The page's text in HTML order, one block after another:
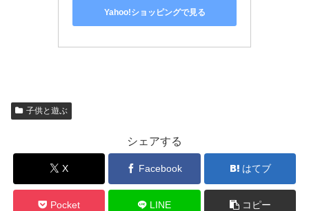
Yahoo!ショッピングで見る
子供と遊ぶ
シェアする
X Facebook はてブ
Pocket LINE コピー